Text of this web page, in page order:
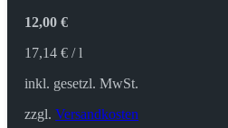
12,00€
17,14€ /l
inkl. gesetzl. MwSt.
zzgl.Versandkosten